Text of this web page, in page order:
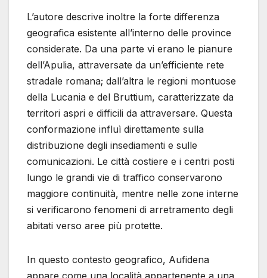
L’autore descrive inoltre la forte differenza
geografica esistente all’interno delle province
considerate. Da una parte vi erano le pianure
dell’Apulia, attraversate da un’efficiente rete
stradale romana; dall’altra le regioni montuose
della Lucania e del Bruttium, caratterizzate da
territori aspri e difficili da attraversare. Questa
conformazione influì direttamente sulla
distribuzione degli insediamenti e sulle
comunicazioni. Le città costiere e i centri posti
lungo le grandi vie di traffico conservarono
maggiore continuità, mentre nelle zone interne
si verificarono fenomeni di arretramento degli
abitati verso aree più protette.
In questo contesto geografico, Aufidena
appare come una località appartenente a una